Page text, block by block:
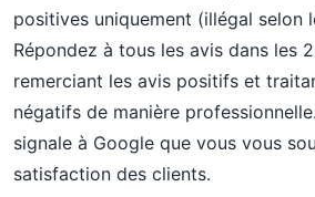
positives uniquement (illégal selon
Répondez à tous les avis dans les
remerciant les avis positifs et
négatifs de manière
signale à Google que vous vous
satisfaction des clients.